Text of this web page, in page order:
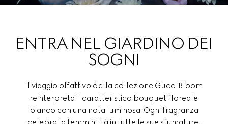
ENTRA NEL GIARDINO DEI
SOGNI
Il viaggio olfattivo della collezione Gucci Bloom
reinterpreta il caratteristico bouquet floreale
bianco con una nota luminosa. Ogni fragranza